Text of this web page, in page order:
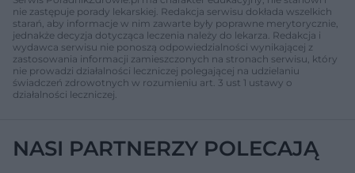
nie zastępuje porady lekarskiej. Redakcja serwisu dokłada wszelkich
starań, aby informacje w nim zawarte były poprawne merytorycznie,
jednakże decyzja dotycząca leczenia należy do lekarza. Redakcja i
wydawca serwisu nie ponoszą odpowiedzialności wynikającej z
zastosowania informacji zamieszczonych na stronach serwisu, który
nie prowadzi działalności leczniczej polegającej na udzielaniu
świadczeń zdrowotnych w rozumieniu art. 3 ust 1 ustawy o
działalności leczniczej.
NASI PARTNERZY POLECAJĄ